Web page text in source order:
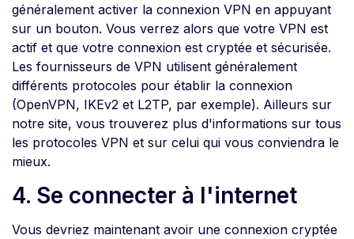
généralement activer la connexion VPN en appuyant
sur un bouton. Vous verrez alors que votre VPN est
actif et que votre connexion est cryptée et sécurisée.
Les fournisseurs de VPN utilisent généralement
différents protocoles pour établir la connexion
(OpenVPN, IKEv2 et L2TP, par exemple). Ailleurs sur
notre site, vous trouverez plus d'informations sur tous
les protocoles VPN et sur celui qui vous conviendra le
mieux.
4. Se connecter à l'internet
Vous devriez maintenant avoir une connexion cryptée